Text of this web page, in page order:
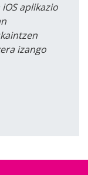
aplikazio
izango